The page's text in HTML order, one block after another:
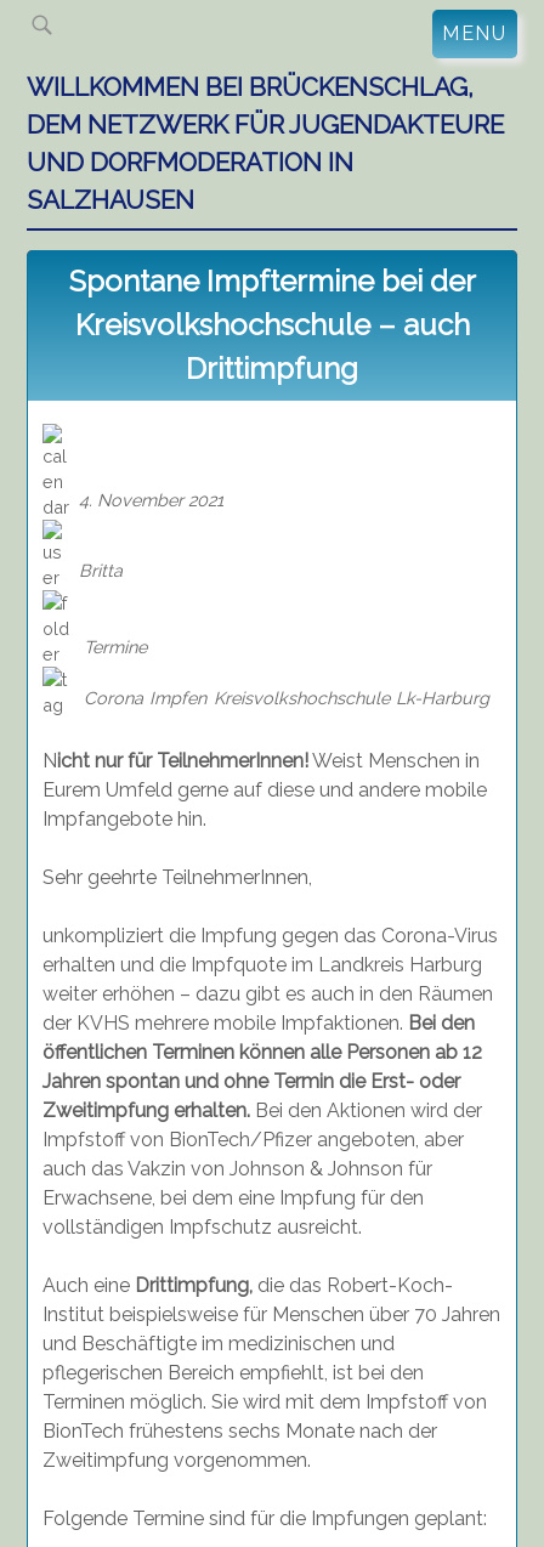
Skip
content
MENU
WILLKOMMEN BEI BRÜCKENSCHLAG,
DEM NETZWERK FÜR JUGENDAKTEURE
UND DORFMODERATION IN
SALZHAUSEN
Spontane Impftermine bei der
Kreisvolkshochschule – auch
Drittimpfung
4. November 2021
Britta
Termine
Corona Impfen Kreisvolkshochschule Lk-Harburg
Nicht nur für TeilnehmerInnen!Weist Menschen in
Eurem Umfeld gerne auf diese und andere mobile
Impfangebote hin.
Sehr geehrte TeilnehmerInnen,
unkompliziert die Impfung gegen das Corona-Virus
erhalten und die Impfquote im Landkreis Harburg
weiter erhöhen – dazu gibt es auch in den Räumen
der KVHS mehrere mobile Impfaktionen. Bei den
öffentlichen Terminen können alle Personen ab 12
Jahren spontan und ohne Termin die Erst- oder
Zweitimpfung erhalten.Bei den Aktionen wird der
Impfstoff von BionTech/Pfizer angeboten, aber
auch das Vakzin von Johnson & Johnson für
Erwachsene, bei dem eine Impfung für den
vollständigen Impfschutz ausreicht.
Auch eineDrittimpfung,die das Robert-Koch-
Institut beispielsweise für Menschen über 70 Jahren
und Beschäftigte im medizinischen und
pflegerischen Bereich empfiehlt, ist bei den
Terminen möglich. Sie wird mit dem Impfstoff von
BionTech frühestens sechs Monate nach der
Zweitimpfung vorgenommen.
Folgende Termine sind für die Impfungen geplant: